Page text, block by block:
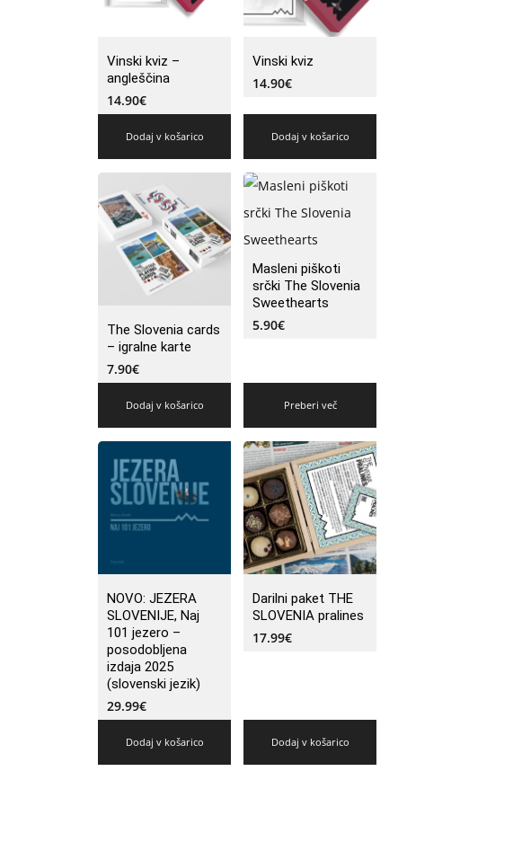
Vinski kviz –
angleščina
14.90€
Dodaj v košarico
Vinski kviz
14.90€
Dodaj v košarico
The Slovenia cards
– igralne karte
7.90€
Dodaj v košarico
Masleni piškoti
srčki The Slovenia
Sweethearts
5.90€
Preberi več
NOVO: JEZERA
SLOVENIJE, Naj
101 jezero –
posodobljena
izdaja 2025
(slovenski jezik)
29.99€
Dodaj v košarico
Darilni paket THE
SLOVENIA pralines
17.99€
Dodaj v košarico